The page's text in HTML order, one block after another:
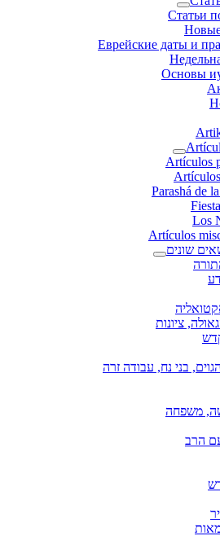
Статьи
Новые
Еврейские даты и
Основы
Artículos
Parashá de
Los
Artículos
שונים
ציונות
בני נח, עבודה זרה
משפחה
הרב